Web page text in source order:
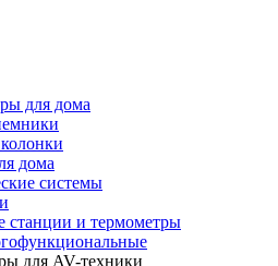
для дома
дома
системы
станции и термометры
для AV-техники